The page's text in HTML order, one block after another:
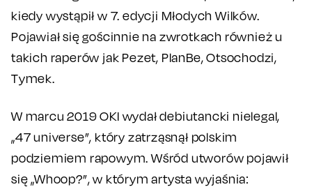
kiedy wystąpił w 7. edycji Młodych Wilków.
Pojawiał się gościnnie na zwrotkach również u
takich raperów jak Pezet, PlanBe, Otsochodzi,
Tymek.
W marcu 2019 OKI wydał debiutancki nielegal,
„47 universe”, który zatrząsnął polskim
podziemiem rapowym. Wśród utworów pojawił
się „Whoop?”, w którym artysta wyjaśnia: